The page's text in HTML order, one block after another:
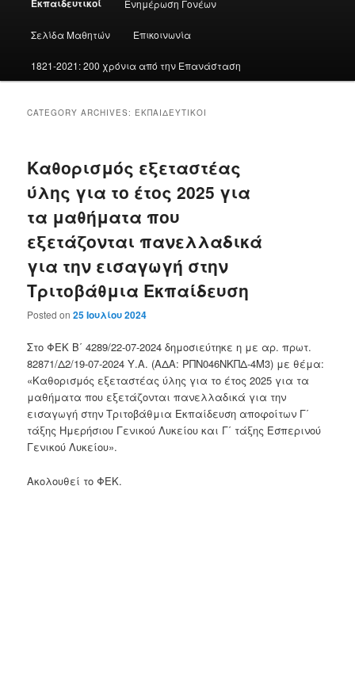
Εκπαιδευτικοί Ενημέρωση Γονέων
Σελίδα Μαθητών Επικοινωνία
1821-2021: 200 χρόνια από την Επανάσταση
CATEGORY ARCHIVES: ΕΚΠΑΙΔΕΥΤΙΚΟΊ
Καθορισμός εξεταστέας
ύλης για το έτος 2025 για
τα μαθήματα που
εξετάζονται πανελλαδικά
για την εισαγωγή στην
Τριτοβάθμια Εκπαίδευση
Posted on25 Ιουλίου 2024
Στο ΦΕΚ Β΄ 4289/22-07-2024 δημοσιεύτηκε η με αρ. πρωτ.
82871/Δ2/19-07-2024 Υ.Α. (ΑΔΑ: ΡΠΝ046ΝΚΠΔ-4Μ3) με θέμα:
«Καθορισμός εξεταστέας ύλης για το έτος 2025 για τα
μαθήματα που εξετάζονται πανελλαδικά για την
εισαγωγή στην Τριτοβάθμια Εκπαίδευση αποφοίτων Γ΄
τάξης Ημερήσιου Γενικού Λυκείου και Γ΄ τάξης Εσπερινού
Γενικού Λυκείου».
Ακολουθεί το ΦΕΚ.